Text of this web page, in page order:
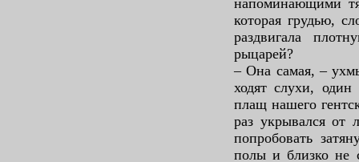
которая грудью,
раздвигала
рыцарей?
– Она самая, –
ходят слухи,
плащ нашего
раз укрывался от
попробовать
полы и близко не